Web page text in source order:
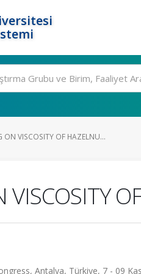
ON VISCOSITY OF HAZELNU...
VISCOSITY
Antalya, Türkiye, 7 - 09